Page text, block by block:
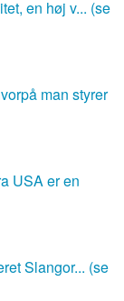
en høj v... (se
man styrer
USA er en
Slangor... (se